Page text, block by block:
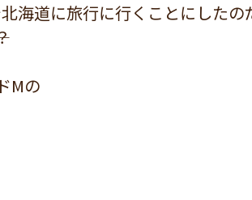
海道に旅行に行くことにしたの
Mの